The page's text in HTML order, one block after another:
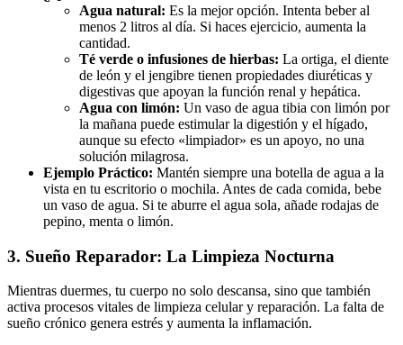
Agua natural: Es la mejor opción. Intenta beber al
menos 2 litros al día. Si haces ejercicio, aumenta la
cantidad.
Té verde o infusiones de hierbas: La ortiga, el diente
de león y el jengibre tienen propiedades diuréticas y
digestivas que apoyan la función renal y hepática.
Agua con limón: Un vaso de agua tibia con limón por
la mañana puede estimular la digestión y el hígado,
aunque su efecto «limpiador» es un apoyo, no una
solución milagrosa.
Ejemplo Práctico: Mantén siempre una botella de agua a la
vista en tu escritorio o mochila. Antes de cada comida, bebe
un vaso de agua. Si te aburre el agua sola, añade rodajas de
pepino, menta o limón.
3. Sueño Reparador: La Limpieza Nocturna
Mientras duermes, tu cuerpo no solo descansa, sino que también
activa procesos vitales de limpieza celular y reparación. La falta de
sueño crónico genera estrés y aumenta la inflamación.